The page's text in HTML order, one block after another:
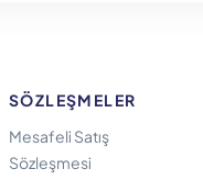
SÖZLEŞMELER
Mesafeli Satış
Sözleşmesi